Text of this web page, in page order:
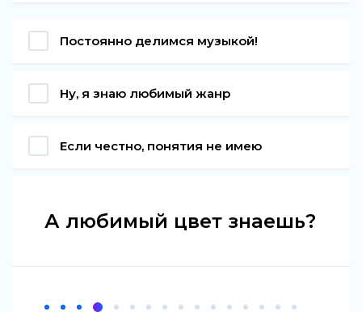
Постоянно делимся музыкой!
Ну, я знаю любимый жанр
Если честно, понятия не имею
А любимый цвет знаешь?